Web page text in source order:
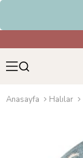
Anasayfa Halılar